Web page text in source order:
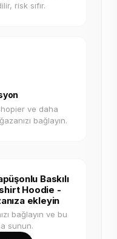
risk sıfır.
ve daha
bağlayın.
Baskılı
Hoodie -
ekleyin
bağlayın ve bu
sunun.